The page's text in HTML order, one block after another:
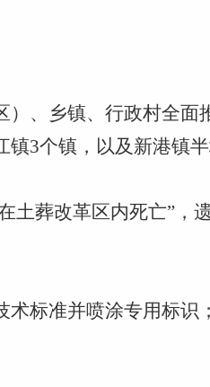
、乡镇、行政村全面
3个镇，以及新港镇
土葬改革区内死亡”，
标准并喷涂专用标识